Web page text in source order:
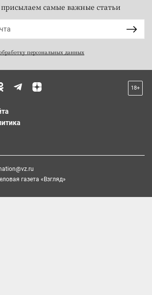
самые важные статьи
персональных данных
18+
газета «Взгляд»